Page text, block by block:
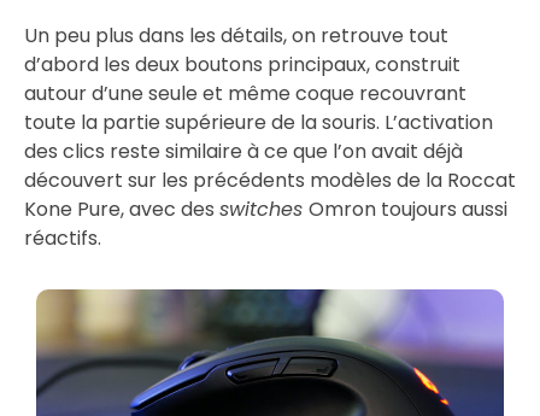
Un peu plus dans les détails, on retrouve tout
d’abord les deux boutons principaux, construit
autour d’une seule et même coque recouvrant
toute la partie supérieure de la souris. L’activation
des clics reste similaire à ce que l’on avait déjà
découvert sur les précédents modèles de la Roccat
Kone Pure, avec des switches Omron toujours aussi
réactifs.